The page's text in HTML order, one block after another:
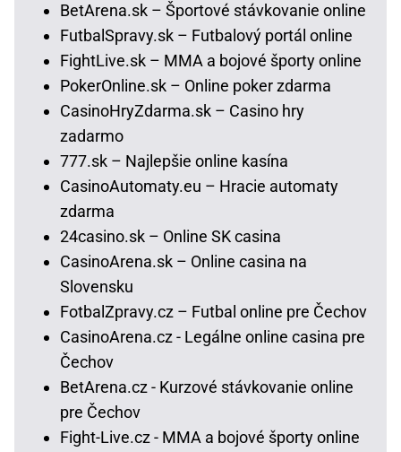
BetArena.sk – Športové stávkovanie online
FutbalSpravy.sk – Futbalový portál online
FightLive.sk – MMA a bojové športy online
PokerOnline.sk – Online poker zdarma
CasinoHryZdarma.sk – Casino hry
zadarmo
777.sk – Najlepšie online kasína
CasinoAutomaty.eu – Hracie automaty
zdarma
24casino.sk – Online SK casina
CasinoArena.sk – Online casina na
Slovensku
FotbalZpravy.cz – Futbal online pre Čechov
CasinoArena.cz - Legálne online casina pre
Čechov
BetArena.cz - Kurzové stávkovanie online
pre Čechov
Fight-Live.cz - MMA a bojové športy online